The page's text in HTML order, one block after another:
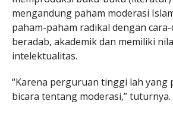
mengandung paham moderasi
paham-paham radikal dengan
beradab, akademik dan memiliki
intelektualitas.
“Karena perguruan tinggi lah yang
bicara tentang moderasi,” tuturnya.